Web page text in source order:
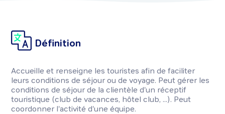
Définition
Accueille et renseigne les touristes afin de faciliter
leurs conditions de séjour ou de voyage. Peut gérer les
conditions de séjour de la clientèle d'un réceptif
touristique (club de vacances, hôtel club, ...). Peut
coordonner l'activité d'une équipe.